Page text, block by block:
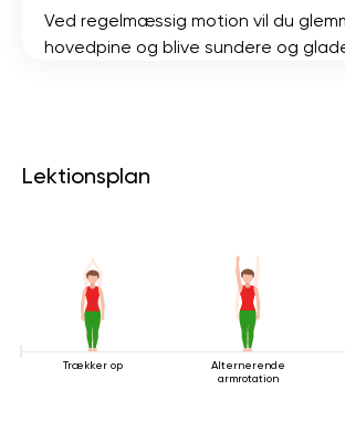
Ved regelmæssig motion vil du
hovedpine og blive sundere og
Lektionsplan
Trækker op
Alternerende
armrotation